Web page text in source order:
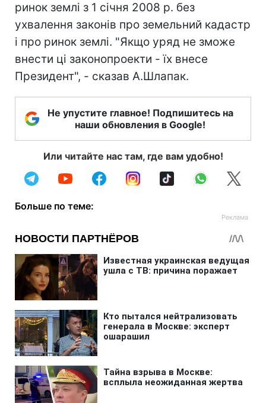
ринок землі з 1 січня 2008 р. без
ухвалення законів про земельний кадастр
і про ринок землі. "Якщо уряд не зможе
внести ці законопроекти - їх внесе
Президент", - сказав А.Шлапак.
Не упустите главное! Подпишитесь на
наши обновления в Google!
Или читайте нас там, где вам удобно!
Больше по теме: